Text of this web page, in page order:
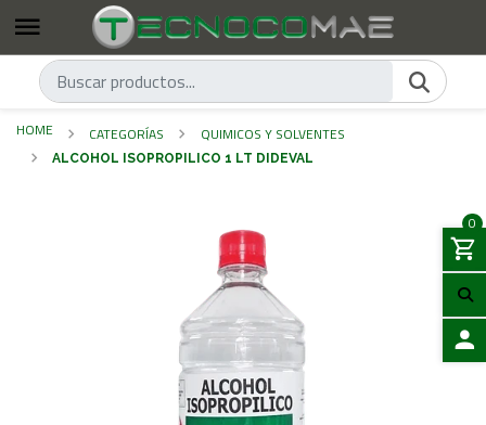
0
HOME CATEGORÍAS QUIMICOS Y SOLVENTES
ALCOHOL ISOPROPILICO 1 LT DIDEVAL